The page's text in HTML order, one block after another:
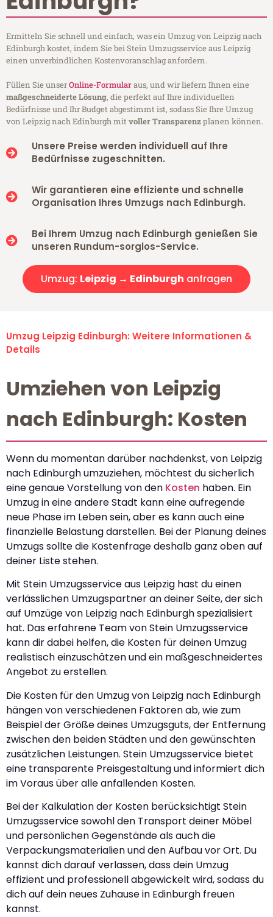
Ermitteln Sie schnell und einfach, was ein Umzug von Leipzig nach
Edinburgh kostet, indem Sie bei Stein Umzugsservice aus Leipzig
einen unverbindlichen Kostenvoranschlag anfordern.
Füllen Sie unserOnline-Formularaus, und wir liefern Ihnen eine
maßgeschneiderte Lösung, die perfekt auf Ihre individuellen
Bedürfnisse und Ihr Budget abgestimmt ist, sodass Sie Ihre Umzug
von Leipzig nach Edinburgh mitvoller Transparenzplanen können.
Unsere Preise werden individuell auf Ihre
Bedürfnisse zugeschnitten.
Wir garantieren eine effiziente und schnelle
Organisation Ihres Umzugs nach Edinburgh.
Bei Ihrem Umzug nach Edinburgh genießen Sie
unseren Rundum-sorglos-Service.
Umzug: Leipzig → Edinburgh anfragen
Umzug Leipzig Edinburgh: Weitere Informationen &
Details
Umziehen von Leipzig
nach Edinburgh: Kosten
Wenn du momentan darüber nachdenkst, von Leipzig
nach Edinburgh umzuziehen, möchtest du sicherlich
eine genaue Vorstellung von den Kosten haben. Ein
Umzug in eine andere Stadt kann eine aufregende
neue Phase im Leben sein, aber es kann auch eine
finanzielle Belastung darstellen. Bei der Planung deines
Umzugs sollte die Kostenfrage deshalb ganz oben auf
deiner Liste stehen.
Mit Stein Umzugsservice aus Leipzig hast du einen
verlässlichen Umzugspartner an deiner Seite, der sich
auf Umzüge von Leipzig nach Edinburgh spezialisiert
hat. Das erfahrene Team von Stein Umzugsservice
kann dir dabei helfen, die Kosten für deinen Umzug
realistisch einzuschätzen und ein maßgeschneidertes
Angebot zu erstellen.
Die Kosten für den Umzug von Leipzig nach Edinburgh
hängen von verschiedenen Faktoren ab, wie zum
Beispiel der Größe deines Umzugsguts, der Entfernung
zwischen den beiden Städten und den gewünschten
zusätzlichen Leistungen. Stein Umzugsservice bietet
eine transparente Preisgestaltung und informiert dich
im Voraus über alle anfallenden Kosten.
Bei der Kalkulation der Kosten berücksichtigt Stein
Umzugsservice sowohl den Transport deiner Möbel
und persönlichen Gegenstände als auch die
Verpackungsmaterialien und den Aufbau vor Ort. Du
kannst dich darauf verlassen, dass dein Umzug
effizient und professionell abgewickelt wird, sodass du
dich auf dein neues Zuhause in Edinburgh freuen
kannst.